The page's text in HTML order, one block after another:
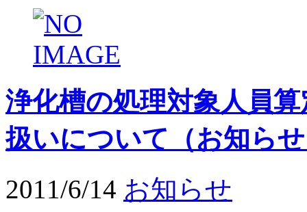
浄化槽の処理対象人員
扱いについて（お知ら
2011/6/14 お知らせ